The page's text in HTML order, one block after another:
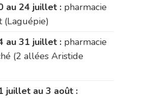
au 24 juillet : pharmacie
(Laguépie)
au 31 juillet : pharmacie
(2 allées Aristide
juillet au 3 août :